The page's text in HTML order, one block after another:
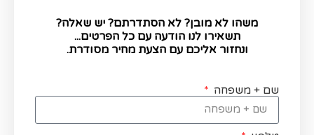
משהו לא מובן? לא הסתדרתם? יש שאלה?
תשאירו לנו הודעה עם כל הפרטים...
ונחזור אליכם עם הצעת מחיר מסודרת.
שם + משפחה